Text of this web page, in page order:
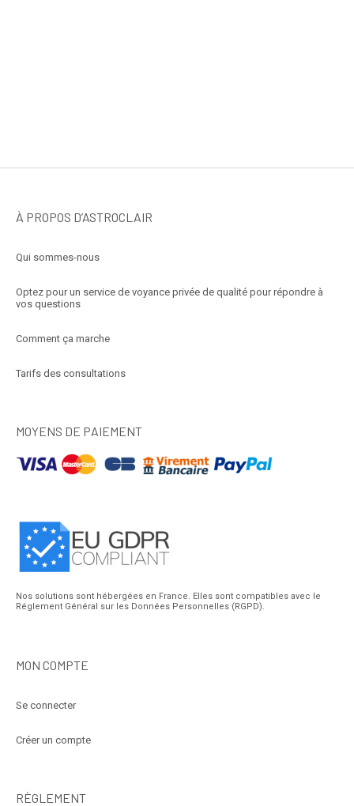
À PROPOS D’ASTROCLAIR
Qui sommes-nous
Optez pour un service de voyance privée de qualité pour répondre à
vos questions
Comment ça marche
Tarifs des consultations
MOYENS DE PAIEMENT
Nos solutions sont hébergées en France. Elles sont compatibles avec le
Réglement Général sur les Données Personnelles (RGPD).
MON COMPTE
Se connecter
Créer un compte
RÈGLEMENT